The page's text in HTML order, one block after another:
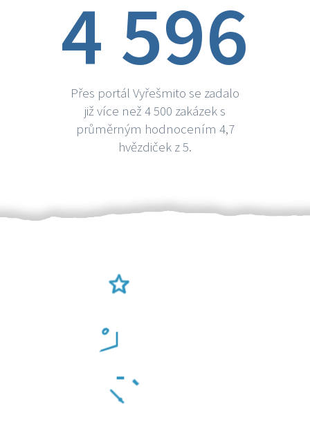
4 596
Přes portál Vyřešmito se zadalo
již více než 4 500 zakázek s
průměrným hodnocením 4,7
hvězdiček z 5.